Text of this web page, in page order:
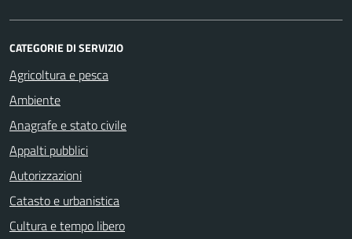
CATEGORIE DI SERVIZIO
Agricoltura e pesca
Ambiente
Anagrafe e stato civile
Appalti pubblici
Autorizzazioni
Catasto e urbanistica
Cultura e tempo libero